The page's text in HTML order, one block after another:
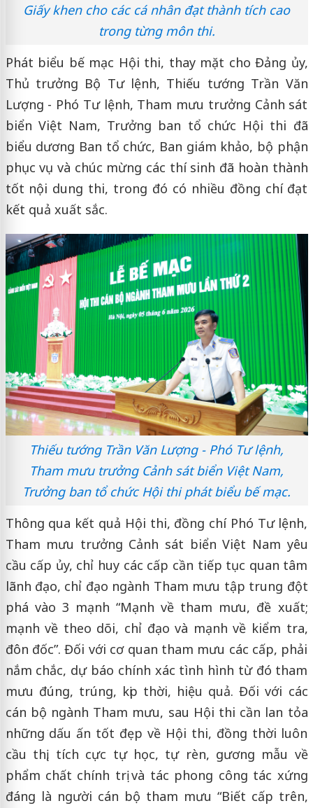
Giấy khen cho các cá nhân đạt thành tích cao
trong từng môn thi.
Phát biểu bế mạc Hội thi, thay mặt cho Đảng ủy,
Thủ trưởng Bộ Tư lệnh, Thiếu tướng Trần Văn
Lượng - Phó Tư lệnh, Tham mưu trưởng Cảnh sát
biển Việt Nam, Trưởng ban tổ chức Hội thi đã
biểu dương Ban tổ chức, Ban giám khảo, bộ phận
phục vụ và chúc mừng các thí sinh đã hoàn thành
tốt nội dung thi, trong đó có nhiều đồng chí đạt
kết quả xuất sắc.
Thiếu tướng Trần Văn Lượng - Phó Tư lệnh,
Tham mưu trưởng Cảnh sát biển Việt Nam,
Trưởng ban tổ chức Hội thi phát biểu bế mạc.
Thông qua kết quả Hội thi, đồng chí Phó Tư lệnh,
Tham mưu trưởng Cảnh sát biển Việt Nam yêu
cầu cấp ủy, chỉ huy các cấp cần tiếp tục quan tâm
lãnh đạo, chỉ đạo ngành Tham mưu tập trung đột
phá vào 3 mạnh “Mạnh về tham mưu, đề xuất;
mạnh về theo dõi, chỉ đạo và mạnh về kiểm tra,
đôn đốc”. Đối với cơ quan tham mưu các cấp, phải
nắm chắc, dự báo chính xác tình hình từ đó tham
mưu đúng, trúng, kịp thời, hiệu quả. Đối với các
cán bộ ngành Tham mưu, sau Hội thi cần lan tỏa
những dấu ấn tốt đẹp về Hội thi, đồng thời luôn
cầu thị, tích cực tự học, tự rèn, gương mẫu về
phẩm chất chính trị và tác phong công tác xứng
đáng là người cán bộ tham mưu “Biết cấp trên,